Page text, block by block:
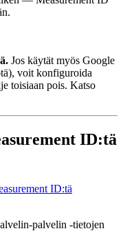
Jos käytät myös Google
voit konfiguroida
toisiaan pois. Katso
ID:tä
ID:tä
palvelin -tietojen